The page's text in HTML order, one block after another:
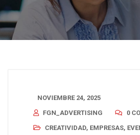
NOVIEMBRE 24, 2025
FGN_ADVERTISING
0
CREATIVIDAD, EMPRESAS,